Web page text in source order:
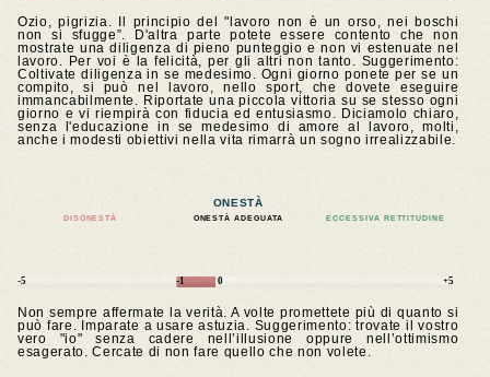
Ozio, pigrizia. Il principio del "lavoro non è un orso, nei boschi
non si sfugge”. D'altra parte potete essere contento che non
mostrate una diligenza di pieno punteggio e non vi estenuate nel
lavoro. Per voi è la felicità, per gli altri non tanto. Suggerimento:
Coltivate diligenza in se medesimo. Ogni giorno ponete per se un
compito, si può nel lavoro, nello sport, che dovete eseguire
immancabilmente. Riportate una piccola vittoria su se stesso ogni
giorno e vi riempirà con fiducia ed entusiasmo. Diciamolo chiaro,
senza l'educazione in se medesimo di amore al lavoro, molti,
anche i modesti obiettivi nella vita rimarrà un sogno irrealizzabile.
ONESTÀ
DISONESTÀ ONESTÀ ADEGUATA ECCESSIVA RETTITUDINE
-5 -1 0 +5
Non sempre affermate la verità. A volte promettete più di quanto si
può fare. Imparate a usare astuzia. Suggerimento: trovate il vostro
vero "io" senza cadere nell’illusione oppure nell’ottimismo
esagerato. Cercate di non fare quello che non volete.